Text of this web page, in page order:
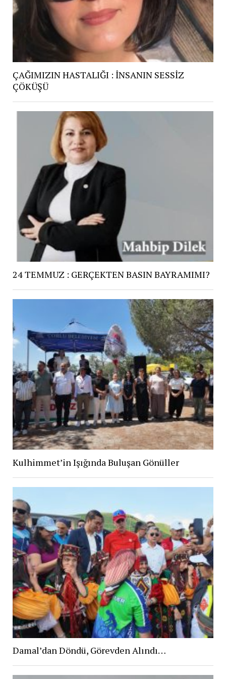
ÇAĞIMIZIN HASTALIĞI : İNSANIN SESSİZ
ÇÖKÜŞÜ
24 TEMMUZ : GERÇEKTEN BASIN BAYRAMIMI?
Kulhimmet’in Işığında Buluşan Gönüller
Damal’dan Döndü, Görevden Alındı…